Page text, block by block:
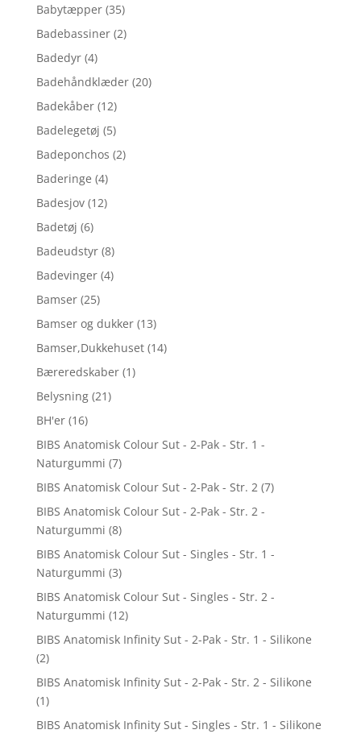
Babytæpper (35)
Badebassiner (2)
Badedyr (4)
Badehåndklæder (20)
Badekåber (12)
Badelegetøj (5)
Badeponchos (2)
Baderinge (4)
Badesjov (12)
Badetøj (6)
Badeudstyr (8)
Badevinger (4)
Bamser (25)
Bamser og dukker (13)
Bamser,Dukkehuset (14)
Bæreredskaber (1)
Belysning (21)
BH'er (16)
BIBS Anatomisk Colour Sut - 2-Pak - Str. 1 -
Naturgummi (7)
BIBS Anatomisk Colour Sut - 2-Pak - Str. 2 (7)
BIBS Anatomisk Colour Sut - 2-Pak - Str. 2 -
Naturgummi (8)
BIBS Anatomisk Colour Sut - Singles - Str. 1 -
Naturgummi (3)
BIBS Anatomisk Colour Sut - Singles - Str. 2 -
Naturgummi (12)
BIBS Anatomisk Infinity Sut - 2-Pak - Str. 1 - Silikone
(2)
BIBS Anatomisk Infinity Sut - 2-Pak - Str. 2 - Silikone
(1)
BIBS Anatomisk Infinity Sut - Singles - Str. 1 - Silikone